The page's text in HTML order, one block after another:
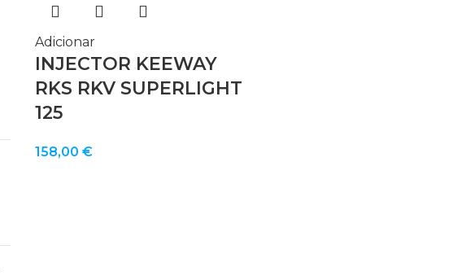
Adicionar
INJECTOR KEEWAY
RKS RKV SUPERLIGHT
125
158,00 €